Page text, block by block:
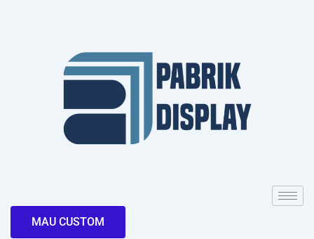
MAU CUSTOM